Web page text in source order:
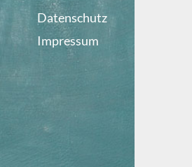
Datenschutz
Impressum